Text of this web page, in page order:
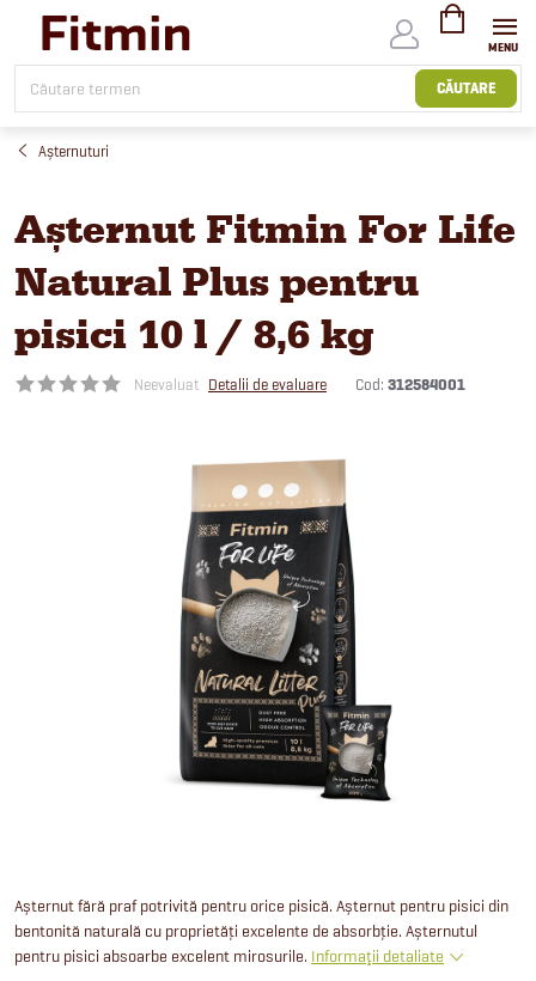
conținut
CĂUTARE
COŞ
DE
Așternuturi
Așternut Fitmin For Life
Natural Plus pentru
pisici 10 l / 8,6 kg
Neevaluat Detalii de evaluare Cod: 312584001
Așternut fără praf potrivită pentru orice pisică. Așternut pentru pisici din
bentonită naturală cu proprietăți excelente de absorbție. Așternutul
pentru pisici absoarbe excelent mirosurile. Informaţii detaliate